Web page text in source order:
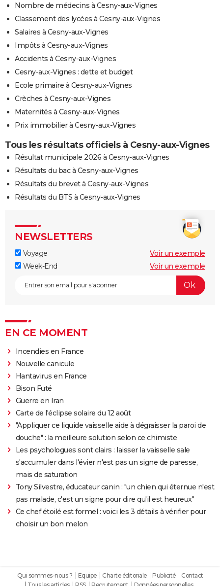
Nombre de médecins à Cesny-aux-Vignes
Classement des lycées à Cesny-aux-Vignes
Salaires à Cesny-aux-Vignes
Impôts à Cesny-aux-Vignes
Accidents à Cesny-aux-Vignes
Cesny-aux-Vignes : dette et budget
Ecole primaire à Cesny-aux-Vignes
Crèches à Cesny-aux-Vignes
Maternités à Cesny-aux-Vignes
Prix immobilier à Cesny-aux-Vignes
Tous les résultats officiels à Cesny-aux-Vignes
Résultat municipale 2026 à Cesny-aux-Vignes
Résultats du bac à Cesny-aux-Vignes
Résultats du brevet à Cesny-aux-Vignes
Résultats du BTS à Cesny-aux-Vignes
NEWSLETTERS
Voyage
Voir un exemple
Week-End
Voir un exemple
EN CE MOMENT
Incendies en France
Nouvelle canicule
Hantavirus en France
Bison Futé
Guerre en Iran
Carte de l'éclipse solaire du 12 août
"Appliquer ce liquide vaisselle aide à dégraisser la paroi de
douche" : la meilleure solution selon ce chimiste
Les psychologues sont clairs : laisser la vaisselle sale
s'accumuler dans l'évier n'est pas un signe de paresse,
mais de saturation
Tony Silvestre, éducateur canin : "un chien qui éternue n'est
pas malade, c'est un signe pour dire qu'il est heureux"
Ce chef étoilé est formel : voici les 3 détails à vérifier pour
choisir un bon melon
Qui sommes-nous ? Equipe Charte éditoriale Publicité
Contact